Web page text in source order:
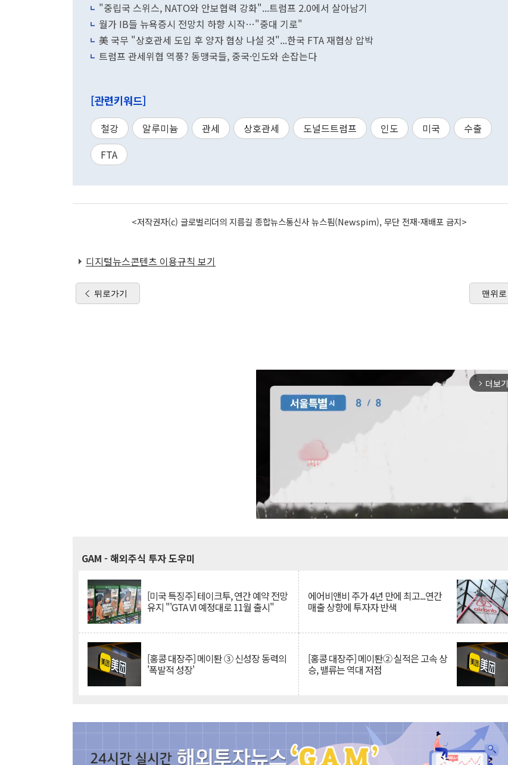
"중립국 스위스, NATO와 안보협력 강화"...트럼프 2.0에서 살아남기
월가 IB들 뉴욕증시 전망치 하향 시작…"중대 기로"
美 국무 "상호관세 도입 후 양자 협상 나설 것"...한국 FTA 재협상 압박
트럼프 관세위협 역풍? 동맹국들, 중국·인도와 손잡는다
[관련키워드]
철강 알루미늄 관세 상호관세 도널드트럼프 인도 미국
수출
FTA
<저작권자(c) 글로벌리더의 지름길 종합뉴스통신사 뉴스핌(Newspim), 무단 전재-재배포 금지>
디지털뉴스콘텐츠 이용규칙 보기
뒤로가기 맨위로
arrow_forward_ios 더보기
GAM - 해외주식 투자 도우미
[미국 특징주] 테이크투, 연간 예약 전망
유지 "'GTA VI 예정대로 11월 출시"
에어비앤비 주가 4년 만에 최고...연간
매출 상향에 투자자 반색
[홍콩 대장주] 메이퇀 ③ 신성장 동력의
'폭발적 성장'
[홍콩 대장주] 메이퇀② 실적은 고속 상
승, 밸류는 역대 저점